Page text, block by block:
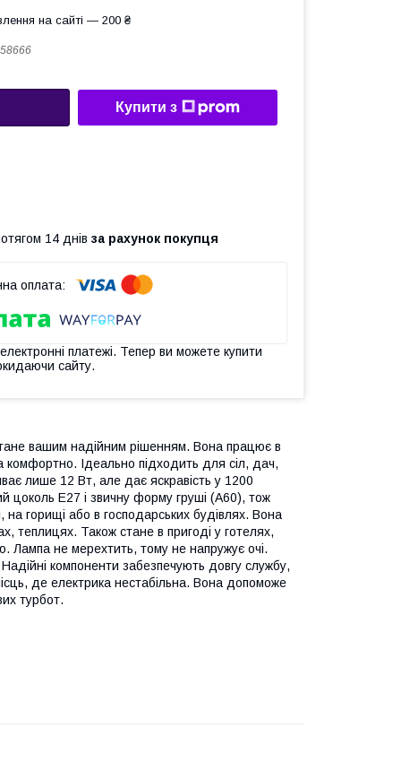
на сайті — 200 ₴
Купити з
14 днів за рахунок покупця
платежі. Тепер ви можете купити
сайту.
вашим надійним рішенням. Вона працює в
комфортно. Ідеально підходить для сіл, дач,
лише 12 Вт, але дає яскравість у 1200
E27 і звичну форму груші (A60), тож
на горищі або в господарських будівлях. Вона
теплицях. Також стане в пригоді у готелях,
Лампа не мерехтить, тому не напружує очі.
компоненти забезпечують довгу службу,
де електрика нестабільна. Вона допоможе
турбот.